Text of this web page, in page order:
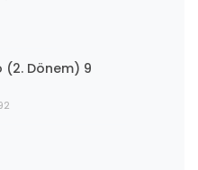
(2. Dönem) 9